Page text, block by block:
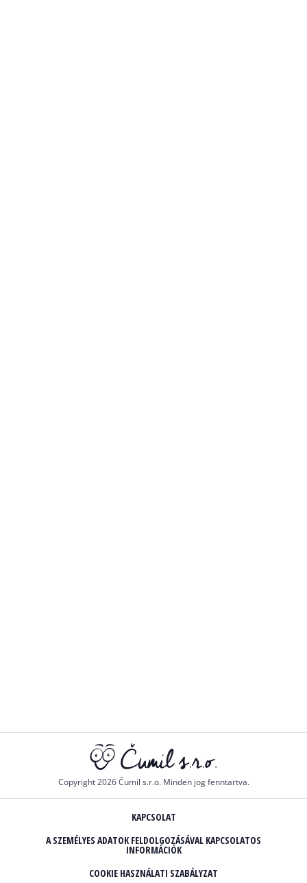
Copyright 2026 Čumil s.r.o. Minden jog fenntartva.
KAPCSOLAT
A SZEMÉLYES ADATOK FELDOLGOZÁSÁVAL KAPCSOLATOS
INFORMÁCIÓK
COOKIE HASZNÁLATI SZABÁLYZAT